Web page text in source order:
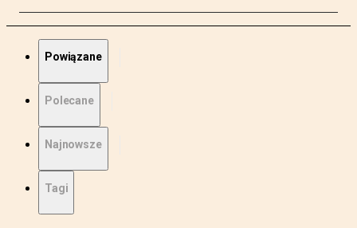
Powiązane
Polecane
Najnowsze
Tagi